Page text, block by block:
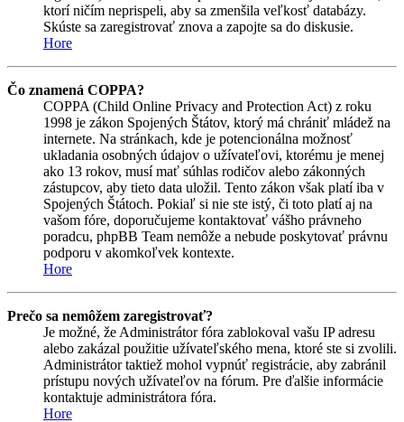
ktorí ničím neprispeli, aby sa zmenšila veľkosť databázy.
Skúste sa zaregistrovať znova a zapojte sa do diskusie.
Hore
Čo znamená COPPA?
COPPA (Child Online Privacy and Protection Act) z roku
1998 je zákon Spojených Štátov, ktorý má chrániť mládež na
internete. Na stránkach, kde je potencionálna možnosť
ukladania osobných údajov o užívateľovi, ktorému je menej
ako 13 rokov, musí mať súhlas rodičov alebo zákonných
zástupcov, aby tieto data uložil. Tento zákon však platí iba v
Spojených Štátoch. Pokiaľ si nie ste istý, či toto platí aj na
vašom fóre, doporučujeme kontaktovať vášho právneho
poradcu, phpBB Team nemôže a nebude poskytovať právnu
podporu v akomkoľvek kontexte.
Hore
Prečo sa nemôžem zaregistrovať?
Je možné, že Administrátor fóra zablokoval vašu IP adresu
alebo zakázal použitie užívateľského mena, ktoré ste si zvolili.
Administrátor taktiež mohol vypnúť registrácie, aby zabránil
prístupu nových užívateľov na fórum. Pre ďalšie informácie
kontaktuje administrátora fóra.
Hore